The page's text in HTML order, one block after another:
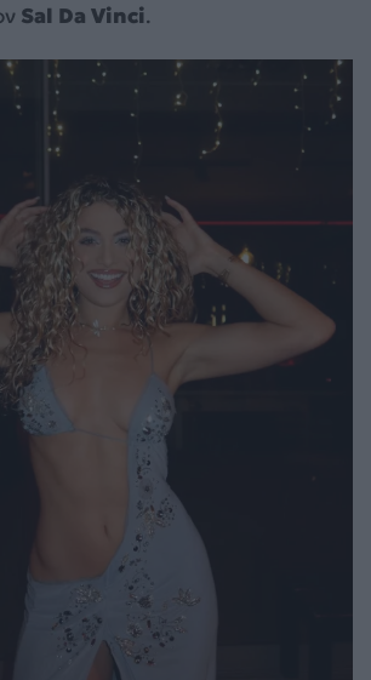
Sal Da Vinci.